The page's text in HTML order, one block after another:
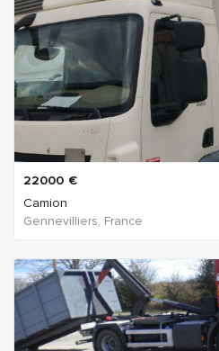
22000 €
Camion
Gennevilliers, France